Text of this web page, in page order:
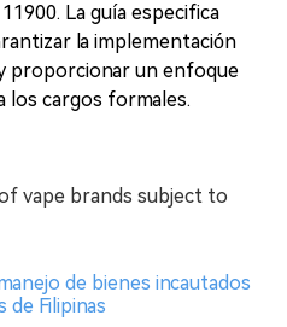
La guía especifica
la implementación
proporcionar un enfoque
los cargos formales.
vape brands subject to
de bienes incautados
de Filipinas